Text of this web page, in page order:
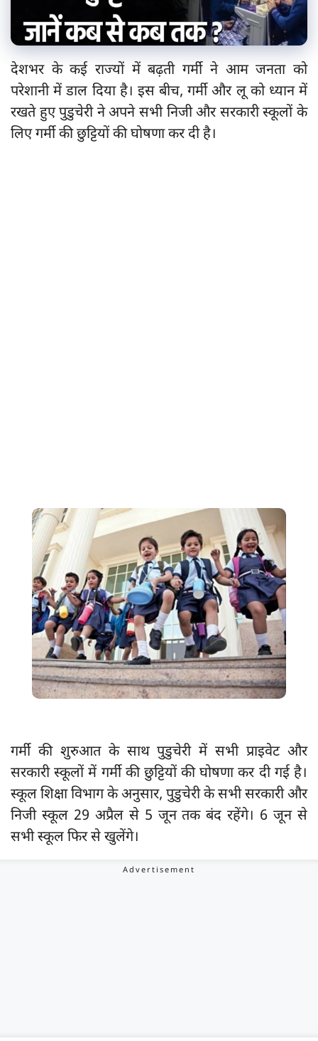
देशभर के कई राज्यों में बढ़ती गर्मी ने आम जनता को
परेशानी में डाल दिया है। इस बीच, गर्मी और लू को ध्यान में
रखते हुए पुडुचेरी ने अपने सभी निजी और सरकारी स्कूलों के
लिए गर्मी की छुट्टियों की घोषणा कर दी है।
गर्मी की शुरुआत के साथ पुडुचेरी में सभी प्राइवेट और
सरकारी स्कूलों में गर्मी की छुट्टियों की घोषणा कर दी गई है।
स्कूल शिक्षा विभाग के अनुसार, पुडुचेरी के सभी सरकारी और
निजी स्कूल 29 अप्रैल से 5 जून तक बंद रहेंगे। 6 जून से
सभी स्कूल फिर से खुलेंगे।